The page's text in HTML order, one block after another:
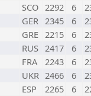
SCO 2292 6
GER 2345 6
GRE 2215 6
RUS 2417 6
FRA 2243 6
UKR 2466 6
ESP 2265 6